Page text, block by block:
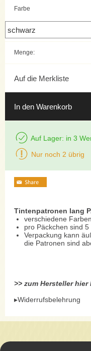
Farbe
Menge:
Auf die Merkliste
In den Warenkorb
Auf Lager: in 3
Nur noch 2 übrig
Tintenpatronen lang
verschiedene
pro Päckchen sind
Verpackung kann
die Patronen sind
>> zum Hersteller hier
▸Widerrufsbelehrung